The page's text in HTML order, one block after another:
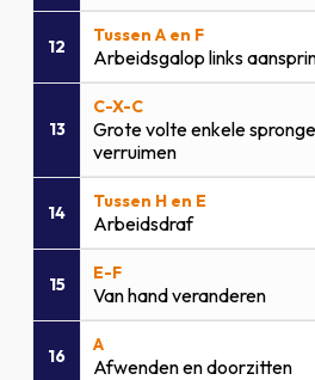
12
Tussen A en F
Arbeidsgalop links
13
C-X-C
Grote volte enkele
verruimen
14
Tussen H en E
Arbeidsdraf
15
E-F
Van hand veranderen
16
A
Afwenden en doorzitten